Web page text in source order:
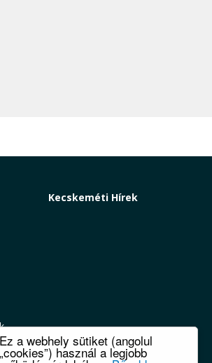
Ez a webhely sütiket (angolul
„cookies”) használ a legjobb
Kecskeméti Hírek